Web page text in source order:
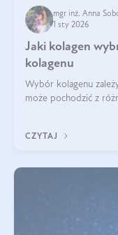
mgr inż. Anna
1 sty 2026
Jaki kolagen
kolagenu
Wybór kolagenu
może pochodzić z
bydlęcy.
CZYTAJ